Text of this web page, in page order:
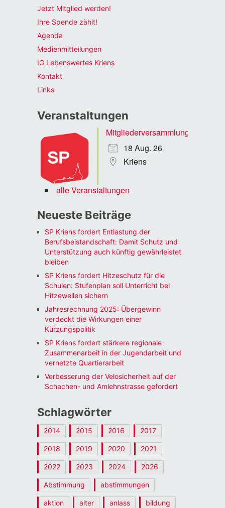
Jetzt Mitglied werden!
Ihre Spende zählt!
Agenda
Medienmitteilungen
IG Lebenswertes Kriens
Kontakt
Links
Veranstaltungen
Mitgliederversammlung
18 Aug. 26
Kriens
alle Veranstaltungen
Neueste Beiträge
SP Kriens fordert Entlastung der
Berufsbeistandschaft: Damit Schutz und
Unterstützung auch künftig gewährleistet
bleiben
SP Kriens fordert Hitzeschutz für die
Schulen: Stufenplan soll Unterricht bei
Hitzewellen sichern
Jahresrechnung 2025: Übergewinn
verdeckt die Wirkungen einer
Kürzungspolitik
SP Kriens fordert stärkere regionale
Zusammenarbeit in der Jugendarbeit und
vernetzte Quartierarbeit
Verbesserung der Velosicherheit auf der
Schachen- und Amlehnstrasse gefordert
Schlagwörter
2014 2015 2016 2017
2018 2019 2020 2021
2022 2023 2024 2026
Abstimmung abstimmungen
aktion alter anlass bildung